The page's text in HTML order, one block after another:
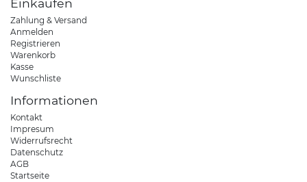
Einkaufen
Zahlung & Versand
Anmelden
Registrieren
Warenkorb
Kasse
Wunschliste
Informationen
Kontakt
Impresum
Widerrufsrecht
Datenschutz
AGB
Startseite